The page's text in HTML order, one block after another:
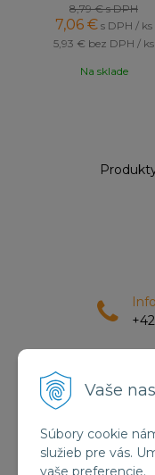
Vaše
Súbory cookie
služieb pre vás.
vaše preferencie.
8,79 €s DPH
7,06 € s DPH / ks
5,93 € bez DPH / ks
Na sklade